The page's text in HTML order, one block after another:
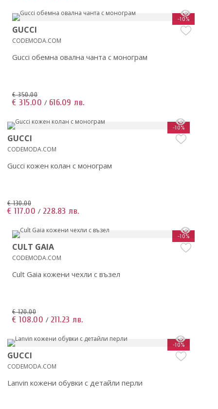
-10%
GUCCI
CODEMODA.COM
Gucci обемна овална чанта с монограм
€ 350.00
€ 315.00 / 616.09 лв.
-10%
GUCCI
CODEMODA.COM
Gucci кожен колан с монограм
€ 130.00
€ 117.00 / 228.83 лв.
-10%
CULT GAIA
CODEMODA.COM
Cult Gaia кожени чехли с възел
€ 120.00
€ 108.00 / 211.23 лв.
-10%
GUCCI
CODEMODA.COM
Lanvin кожени обувки с детайли перли